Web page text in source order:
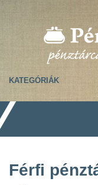
KATEGÓRIÁK
Férfi